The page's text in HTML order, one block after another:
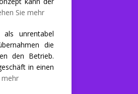
Sie mehr
unrentabel
die
den Betrieb.
in einen
mehr